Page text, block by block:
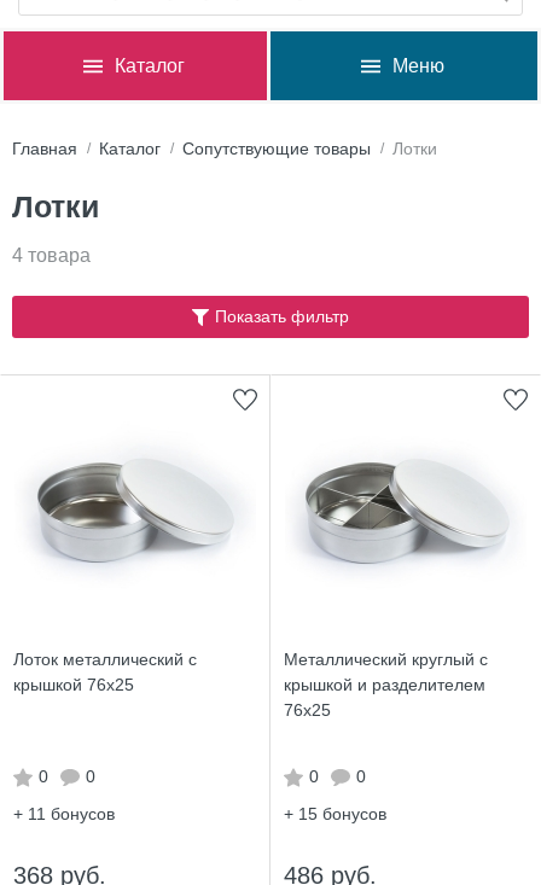
Каталог Меню
Главная Каталог Сопутствующие товары Лотки
Лотки
4 товара
Показать фильтр
Лоток металлический с
крышкой 76х25
0
0
+ 11 бонусов
368 руб.
Металлический круглый с
крышкой и разделителем
76х25
0
0
+ 15 бонусов
486 руб.